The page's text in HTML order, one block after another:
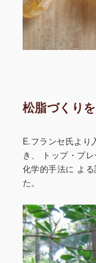
松脂づくり
E.フランセ氏より
き、
トップ・プ
化学的手法に よ
た。